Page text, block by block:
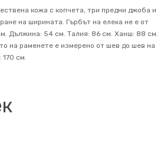
кожа с копчета, три предни джоба и
на ширината. Гърбът на елека не е от
Дължина: 54 см. Талия: 86 см. Ханш: 88 см.
на раменете е измерено от шев до шев на
170 см.